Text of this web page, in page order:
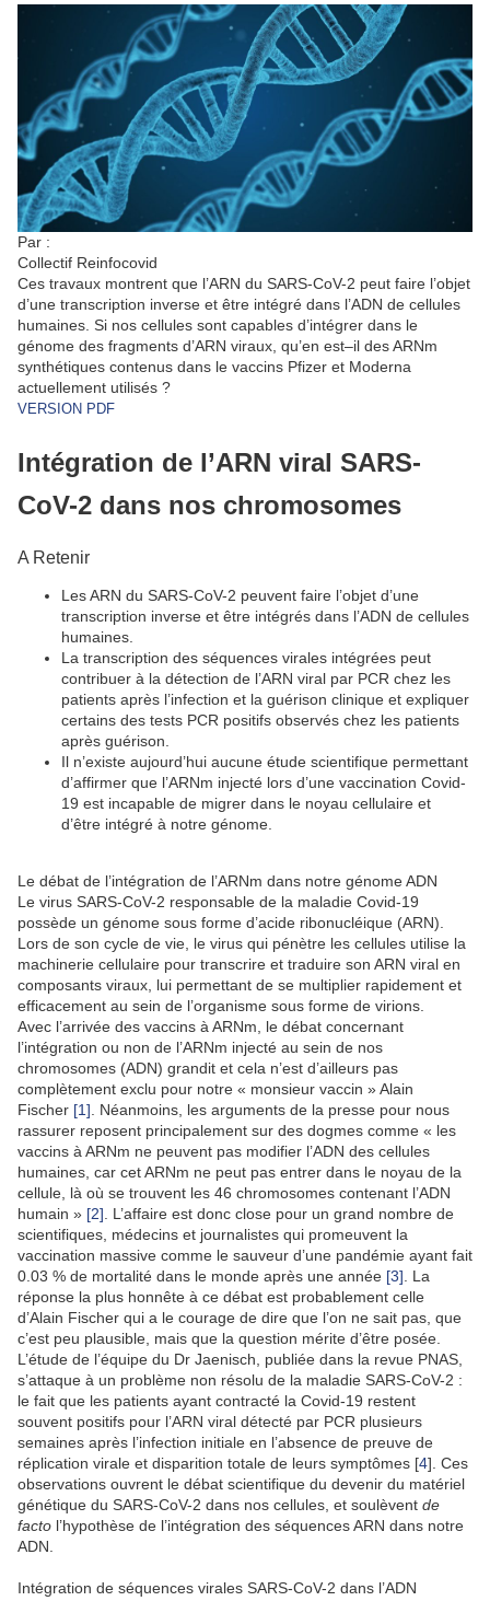
Par :
Collectif Reinfocovid
Ces travaux montrent que l’ARN du SARS-CoV-2 peut faire l’objet
d’une transcription inverse et être intégré dans l’ADN de cellules
humaines. Si nos cellules sont capables d’intégrer dans le
génome des fragments d’ARN viraux, qu’en est–il des ARNm
synthétiques contenus dans le vaccins Pfizer et Moderna
actuellement utilisés ?
VERSION PDF
Intégration de l’ARN viral SARS-
CoV-2 dans nos chromosomes
A Retenir
Les ARN du SARS-CoV-2 peuvent faire l’objet d’une
transcription inverse et être intégrés dans l’ADN de cellules
humaines
La transcription des séquences virales intégrées peut
contribuer à la détection de l’ARN viral par PCR chez les
patients après l’infection et la guérison clinique et expliquer
certains des tests PCR positifs observés chez les patients
après guérison.
Il n’existe aujourd’hui aucune étude scientifique permettant
d’affirmer que l’ARNm injecté lors d’une vaccination Covid-
19 est incapable de migrer dans le noyau cellulaire et
d’être intégré à notre génome.
Le débat de l’intégration de l’ARNm dans notre génome ADN
Le virus SARS-CoV-2 responsable de la maladie Covid-19
possède un génome sous forme d’acide ribonucléique (ARN).
Lors de son cycle de vie, le virus qui pénètre les cellules utilise la
machinerie cellulaire pour transcrire et traduire son ARN viral en
composants viraux, lui permettant de se multiplier rapidement et
efficacement au sein de l’organisme sous forme de virions.
Avec l’arrivée des vaccins à ARNm, le débat concernant
l’intégration ou non de l’ARNm injecté au sein de nos
chromosomes (ADN) grandit et cela n’est d’ailleurs pas
complètement exclu pour notre « monsieur vaccin » Alain
Fischer [1] . Néanmoins, les arguments de la presse pour nous
rassurer reposent principalement sur des dogmes comme « les
vaccins à ARNm ne peuvent pas modifier l’ADN des cellules
humaines, car cet ARNm ne peut pas entrer dans le noyau de la
cellule, là où se trouvent les 46 chromosomes contenant l’ADN
humain » [2] . L’affaire est donc close pour un grand nombre de
scientifiques, médecins et journalistes qui promeuvent la
vaccination massive comme le sauveur d’une pandémie ayant fait
0.03 % de mortalité dans le monde après une année [3] . La
réponse la plus honnête à ce débat est probablement celle
d’Alain Fischer qui a le courage de dire que l’on ne sait pas, que
c’est peu plausible, mais que la question mérite d’être posée.
L’étude de l’équipe du Dr Jaenisch, publiée dans la revue PNAS,
s’attaque à un problème non résolu de la maladie SARS-CoV-2 :
le fait que les patients ayant contracté la Covid-19 restent
souvent positifs pour l’ARN viral détecté par PCR plusieurs
semaines après l’infection initiale en l’absence de preuve de
réplication virale et disparition totale de leurs symptômes [4]. Ces
observations ouvrent le débat scientifique du devenir du matériel
génétique du SARS-CoV-2 dans nos cellules, et soulèvent de
facto l’hypothèse de l’intégration des séquences ARN dans notre
ADN.
Intégration de séquences virales SARS-CoV-2 dans l’ADN